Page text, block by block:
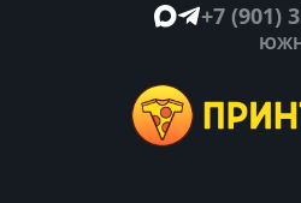
+7 (901)